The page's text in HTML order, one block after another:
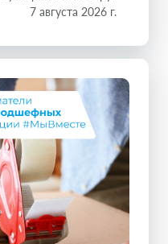
7 августа 2026 г.